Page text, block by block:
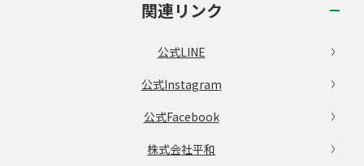
関連リンク
公式LINE
公式Instagram
公式Facebook
株式会社平和